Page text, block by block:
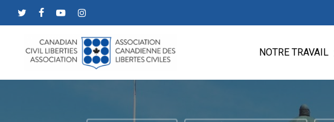
to
content
NOTRE TRAVAIL